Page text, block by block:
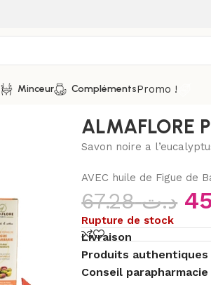
Minceur ComplémentsPromo !
ALMAFLORE
Savon noire a
AVEC huile de Figue de
د.ت67.28
Rupture de stock
Livraison
Produits authentiques
Conseil parapharmacie